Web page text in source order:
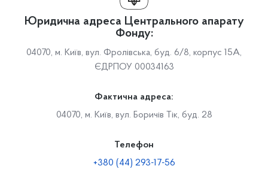
Юридична адреса Центрального апарату
Фонду:
04070, м. Київ, вул. Фролівська, буд. 6/8, корпус 15А,
ЄДРПОУ 00034163
Фактична адреса:
04070, м. Київ, вул. Боричів Тік, буд. 28
Телефон
+380 (44) 293-17-56